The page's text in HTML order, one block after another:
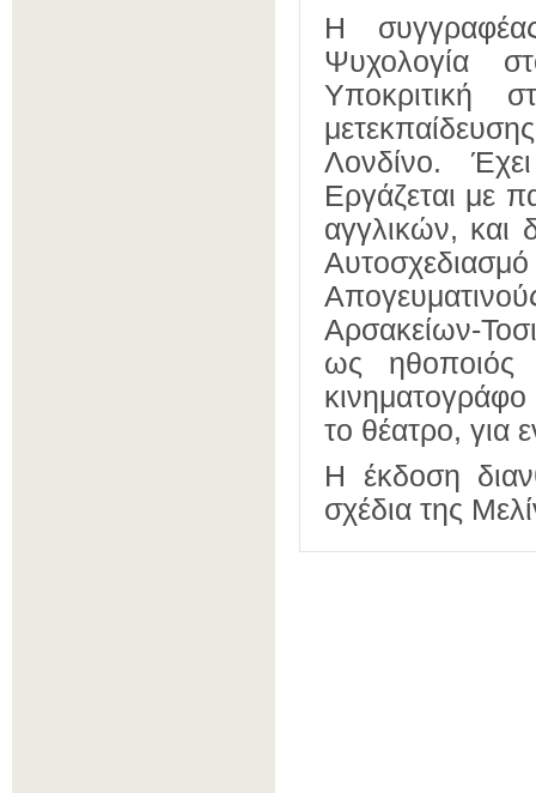
Η
Ψυχολογία
Υποκριτική
Λονδίνο.
Εργάζεται με
αγγλικών, και
Αρσακείων-
ως ηθοποιός
το θέατρο, για
Η έκδοση
σχέδια της